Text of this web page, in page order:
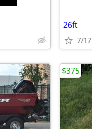
26ft
7/17
$375